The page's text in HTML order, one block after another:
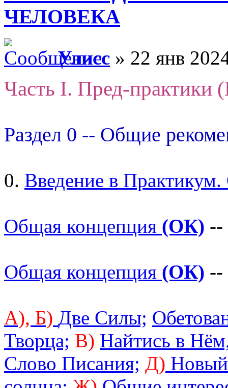
ЧЕЛОВЕКА
Улисс » 22 янв
Часть I. Пред-практики
Раздел 0 -- Общие
0. Введение в
Общая концепция (ОК) --
Общая концепция (ОК) --
А), Б) Две Силы;
Творца; В) Найтись в
Слово Писания; Д) Новый